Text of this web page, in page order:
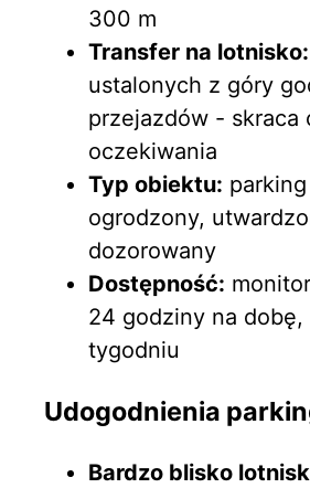
300 m
Transfer na lotnisko:
ustalonych z góry
przejazdów - skraca
oczekiwania
Typ obiektu:
ogrodzony,
dozorowany
Dostępność:
24 godziny na dobę,
tygodniu
Udogodnienia
Bardzo blisko